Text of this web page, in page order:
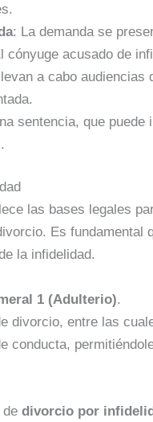
: La demanda se
cónyuge acusado de
a cabo audiencias
sentencia, que
las bases legales
Es fundamental
la infidelidad.
1 (Adulterio).
divorcio, entre las
conducta,
dedivorcio por